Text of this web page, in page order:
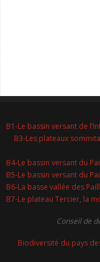
B1-Le bassin versant de
B3-Les plateaux
B4-Le bassin versant du
B5-Le bassin versant du
B6-La basse vallée des
B7-Le plateau Tercier, la
Conseil de
Biodiversité du pays